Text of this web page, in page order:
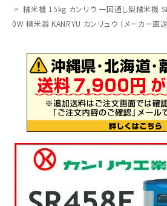
search
閲覧履歴一覧
農業機械
精米機 15kg カンリウ 一回通し型精米機
0W 精米器 KANRYU カンリュウ （メーカー直